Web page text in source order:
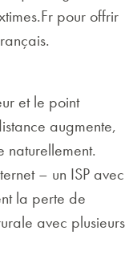
pour offrir
et le point
augmente,
naturellement.
– un ISP avec
la perte de
avec plusieurs